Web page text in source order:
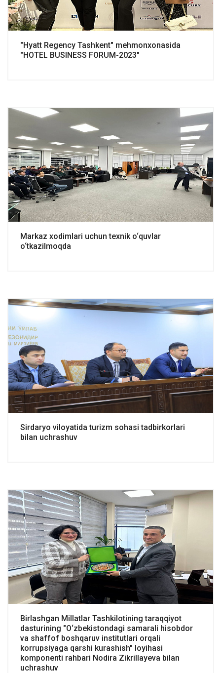
"Hyatt Regency Tashkent" mehmonxonasida
"HOTEL BUSINESS FORUM-2023"
Markaz xodimlari uchun texnik o‘quvlar
o‘tkazilmoqda
Sirdaryo viloyatida turizm sohasi tadbirkorlari
bilan uchrashuv
Birlashgan Millatlar Tashkilotining taraqqiyot
dasturining "O‘zbekistondagi samarali hisobdor
va shaffof boshqaruv institutlari orqali
korrupsiyaga qarshi kurashish" loyihasi
komponenti rahbari Nodira Zikrillayeva bilan
uchrashuv